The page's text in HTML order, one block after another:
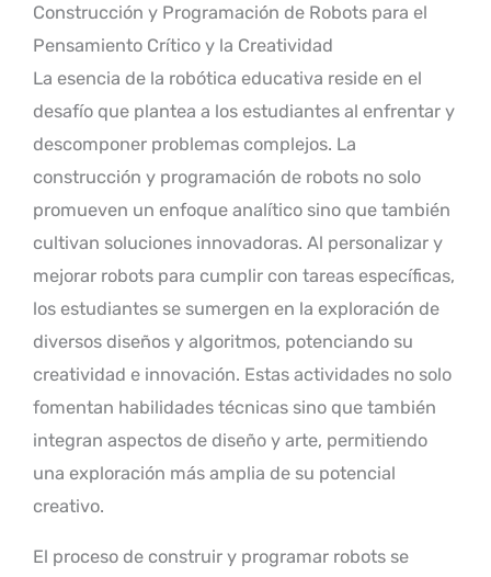
Construcción y Programación de Robots para el
Pensamiento Crítico y la Creatividad
La esencia de la robótica educativa reside en el
desafío que plantea a los estudiantes al enfrentar y
descomponer problemas complejos. La
construcción y programación de robots no solo
promueven un enfoque analítico sino que también
cultivan soluciones innovadoras. Al personalizar y
mejorar robots para cumplir con tareas específicas,
los estudiantes se sumergen en la exploración de
diversos diseños y algoritmos, potenciando su
creatividad e innovación. Estas actividades no solo
fomentan habilidades técnicas sino que también
integran aspectos de diseño y arte, permitiendo
una exploración más amplia de su potencial
creativo.
El proceso de construir y programar robots se